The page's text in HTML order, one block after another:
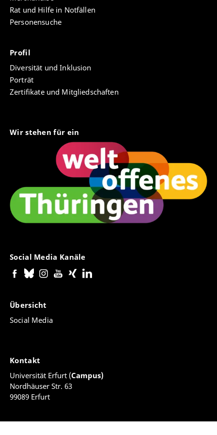
Rat und Hilfe in Notfällen
Personensuche
Profil
Diversität und Inklusion
Porträt
Zertifikate und Mitgliedschaften
Wir stehen für ein
Social Media Kanäle
Übersicht
Social Media
Kontakt
Universität Erfurt (Campus)
Nordhäuser Str. 63
99089 Erfurt